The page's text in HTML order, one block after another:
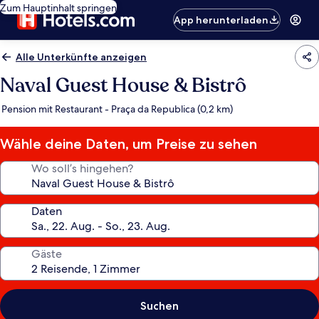
Zum Hauptinhalt springen
App herunterladen
Alle Unterkünfte anzeigen
Naval Guest House & Bistrô
Pension mit Restaurant - Praça da Republica (0,2 km)
Wähle deine Daten, um Preise zu sehen
Wo soll’s hingehen?
Daten
Gäste
Suchen